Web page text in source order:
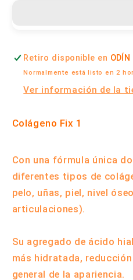
Retiro disponible en ODÍN
Normalmente está listo en 2
Ver información de la
Colágeno Fix 1
Con una fórmula única
diferentes tipos de
pelo, uñas, piel, nivel
articulaciones).
Su agregado de ácido
más hidratada,
general de la apariencia.